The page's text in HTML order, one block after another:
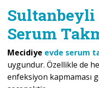
Sultanbeyli
Serum
Mecidiye evde serum
uygundur. Özellikle de
enfeksiyon kapmaması